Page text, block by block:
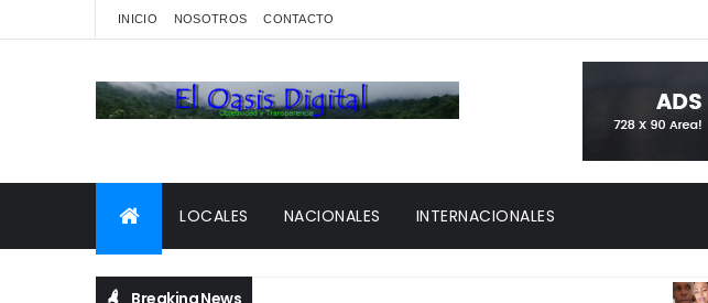
INICIO NOSOTROS CONTACTO
LOCALES NACIONALES INTERNACIONALES
Breaking News